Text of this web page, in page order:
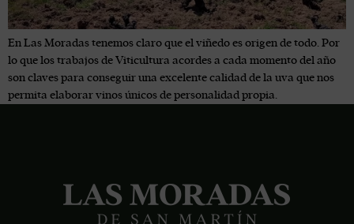
En Las Moradas tenemos claro que el viñedo es origen de todo. Por
lo que los trabajos de Viticultura acordes a cada momento del año
son claves para conseguir una excelente calidad de la uva que nos
permita elaborar vinos únicos de personalidad propia.